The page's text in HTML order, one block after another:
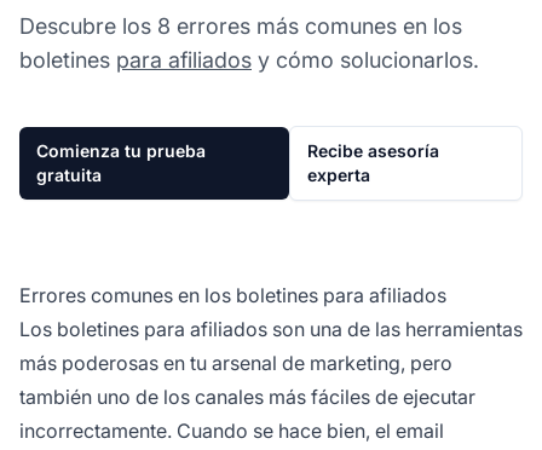
Descubre los 8 errores más comunes en los
boletines para afiliados y cómo solucionarlos.
Comienza tu prueba
gratuita
Recibe asesoría
experta
Errores comunes en los boletines para afiliados
Los boletines para afiliados son una de las herramientas
más poderosas en tu arsenal de marketing, pero
también uno de los canales más fáciles de ejecutar
incorrectamente. Cuando se hace bien, el email